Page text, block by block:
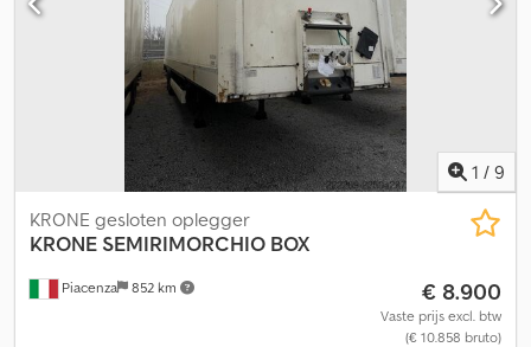
1 / 9
Piacenza 852 km
KRONE gesloten oplegger
KRONE SEMIRIMORCHIO BOX
€ 8.900
Vaste prijs excl. btw
(€ 10.858 bruto)